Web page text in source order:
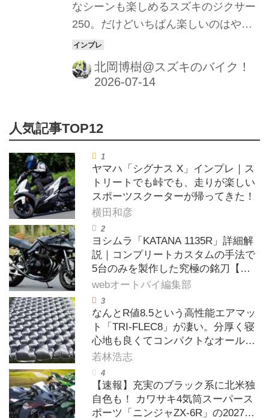
なシーンも楽しめるスズキのジクサー
250。だけどいちばん楽しいのはやっ
ぱり……
北岡博樹@スズキのバイク！
ヤマハ「シグナス X」インプレ｜ス
トリートでも峠でも、走りが楽しい
スポーツスクーターが帰ってきた！
横田和彦
ヨシムラ「KATANA 1135R」詳細解
説｜コンプリートカスタムの手法で
5台のみを製作した究極の銘刀【ヨ
シムラ伝】
webオートバイ編集部
なんとR値8.5という高性能エアマッ
ト「TRI-FLEC8」が凄い。分厚く寝
心地も良くてコンパクトなオールシ
ーズン対応マットを試してみた〈若
林浩志のスーパー・カブカブ・ダイ
アリーズ Vol.385〉
若林浩志
【速報】充実のブラック系に北米独
自色も！ カワサキ4気筒スーパース
ポーツ「ニンジャZX-6R」の2027年